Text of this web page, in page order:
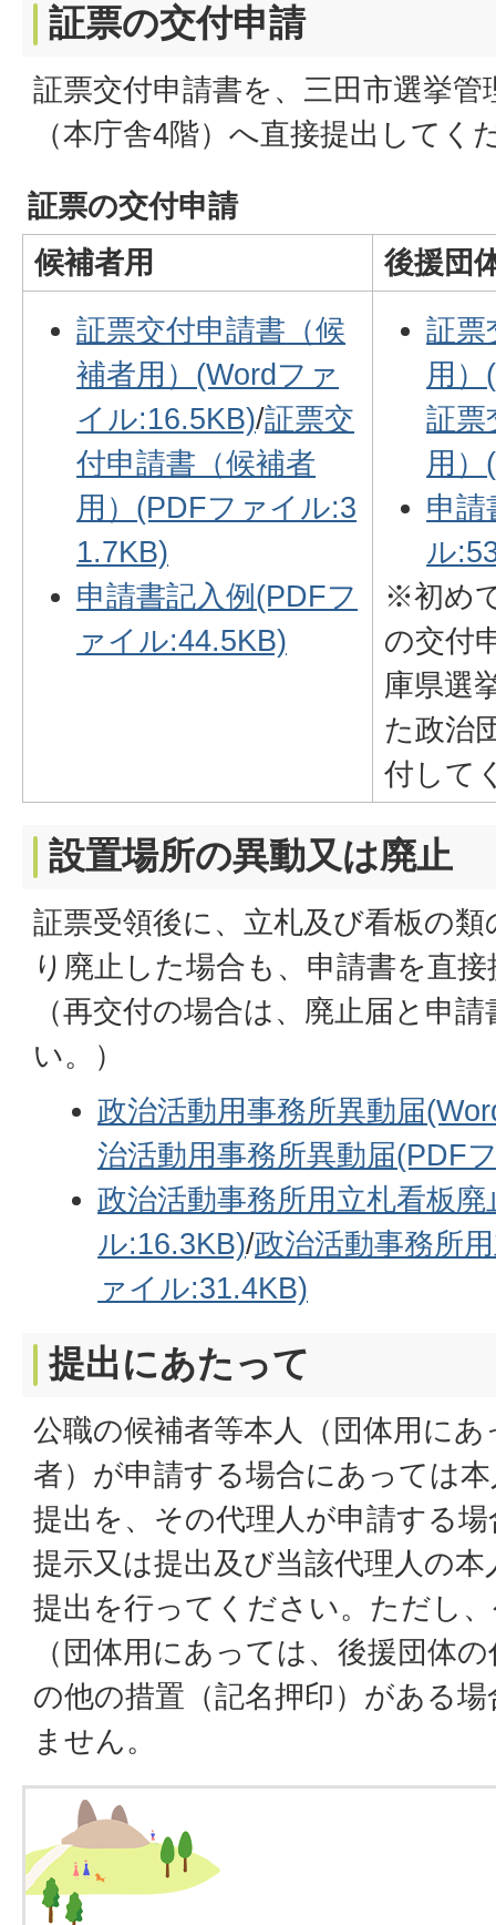
証票の交付申請
証票交付申請書を、三田市選挙管
（本庁舎4階）へ直接提出してく
証票の交付申請
候補者用
後援団
証票交付申請書 （候
補者用）(Wordファ
イル:16.5KB)/証票交
付申請書（候補者
用）(PDFファイル:3
1.7KB)
申請書記入例(PDFフ
ァイル:44.5KB)
証票
用
証票
用
申請
ル
※初め
の交付
庫県選
た政治
付して
設置場所の異動又は廃止
証票受領後に、立札及び看板の
り廃止した場合も、申請書を直
（再交付の場合は、廃止届と申
い。）
政治活動用事務所異動届
治活動用事務所異動届(PDF
政治活動事務所用立札看板
ル:16.3KB)/政治活動事務所
ァイル:31.4KB)
提出にあたって
公職の候補者等本人（団体用に
者）が申請する場合にあっては
提出を、その代理人が申請する
提示又は提出及び当該代理人の
提出を行ってください。ただし
（団体用にあっては、後援団体
の他の措置（記名押印）がある
ません。